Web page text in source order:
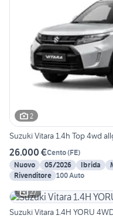
2
Suzuki Vitara 1.4h Top 4wd
26.000 €Cento(FE)
Nuovo
05/2026 Ibrida
Rivenditore 100 Auto
27
Suzuki Vitara 1.4H YORU